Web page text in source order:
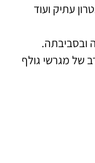
עתיק ועוד
ובסביבתה.
של מגרשי גולף